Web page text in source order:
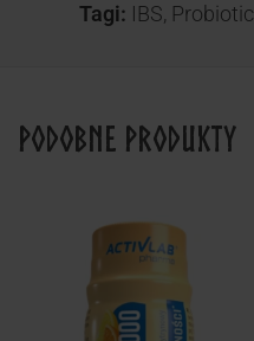
Tagi: IBS, Probiotic
Podobne produkty